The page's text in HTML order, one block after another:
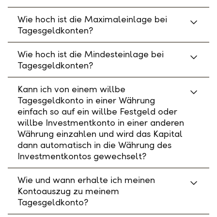
Wie hoch ist die Maximaleinlage bei
Tagesgeldkonten?
Wie hoch ist die Mindesteinlage bei
Tagesgeldkonten?
Kann ich von einem willbe
Tagesgeldkonto in einer Währung
einfach so auf ein willbe Festgeld oder
willbe Investmentkonto in einer anderen
Währung einzahlen und wird das Kapital
dann automatisch in die Währung des
Investmentkontos gewechselt?
Wie und wann erhalte ich meinen
Kontoauszug zu meinem
Tagesgeldkonto?